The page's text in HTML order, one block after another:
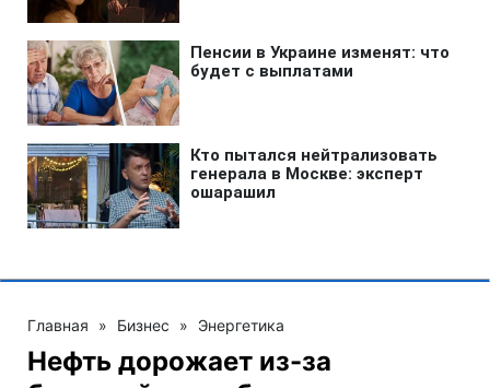
Главная » Бизнес » Энергетика
Нефть дорожает из-за